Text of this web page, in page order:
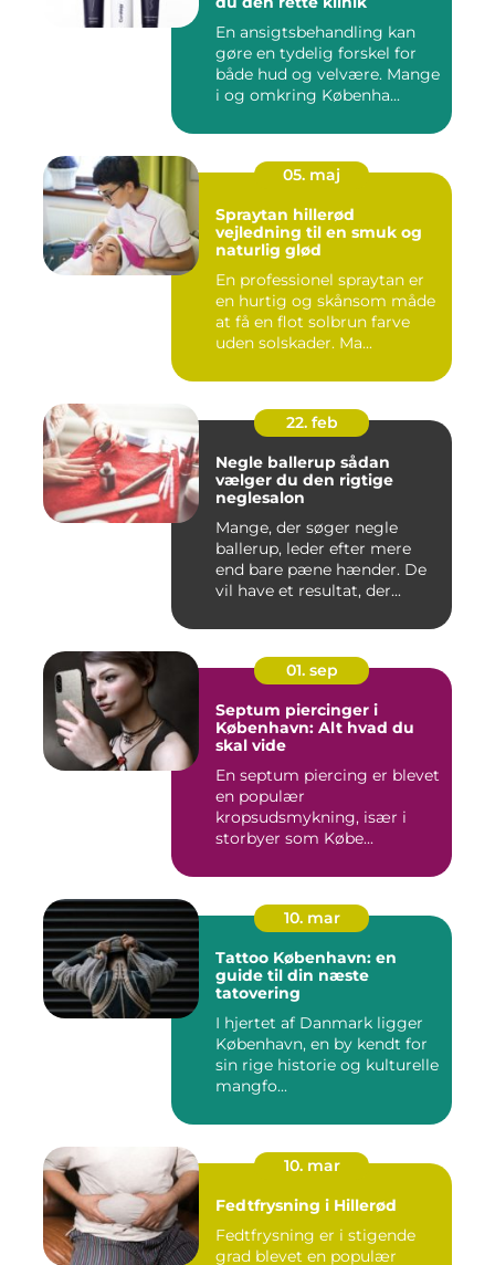
En ansigtsbehandling kan
gøre en tydelig forskel for
både hud og velvære. Mange
i og omkring Københa...
05. maj
Spraytan hillerød
vejledning til en smuk og
naturlig glød
En professionel spraytan er
en hurtig og skånsom måde
at få en flot solbrun farve
uden solskader. Ma...
22. feb
Negle ballerup sådan
vælger du den rigtige
neglesalon
Mange, der søger negle
ballerup, leder efter mere
end bare pæne hænder. De
vil have et resultat, der...
01. sep
Septum piercinger i
København: Alt hvad du
skal vide
En septum piercing er blevet
en populær
kropsudsmykning, især i
storbyer som Købe...
10. mar
Tattoo København: en
guide til din næste
tatovering
I hjertet af Danmark ligger
København, en by kendt for
sin rige historie og kulturelle
mangfo...
10. mar
Fedtfrysning i Hillerød
Fedtfrysning er i stigende
grad blevet en populær